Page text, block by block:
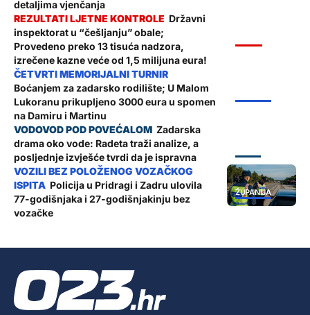
detaljima vjenčanja
Državni
inspektorat u “češljanju” obale;
Provedeno preko 13 tisuća nadzora,
izrečene kazne veće od 1,5 milijuna eura!
Boćanjem za zadarsko rodilište; U Malom
Lukoranu prikupljeno 3000 eura u spomen
na Damiru i Martinu
Zadarska
drama oko vode: Radeta traži analize, a
posljednje izvješće tvrdi da je ispravna
ŽUPANIJA
Policija u Pridragi i Zadru ulovila
77-godišnjaka i 27-godišnjakinju bez
vozačke